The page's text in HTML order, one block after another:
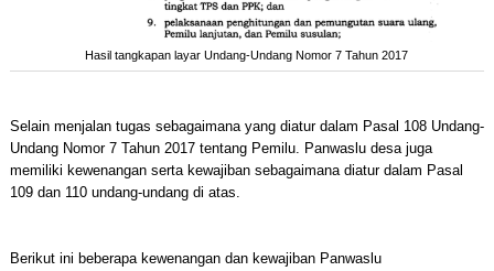
Hasil tangkapan layar Undang-Undang Nomor 7 Tahun 2017
Selain menjalan tugas sebagaimana yang diatur dalam Pasal 108 Undang-
Undang Nomor 7 Tahun 2017 tentang Pemilu. Panwaslu desa juga
memiliki kewenangan serta kewajiban sebagaimana diatur dalam Pasal
109 dan 110 undang-undang di atas.
Berikut ini beberapa kewenangan dan kewajiban Panwaslu